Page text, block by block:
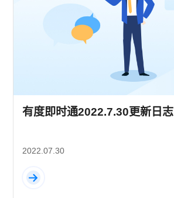
有度即时通2022.7.30更新日志
2022.07.30